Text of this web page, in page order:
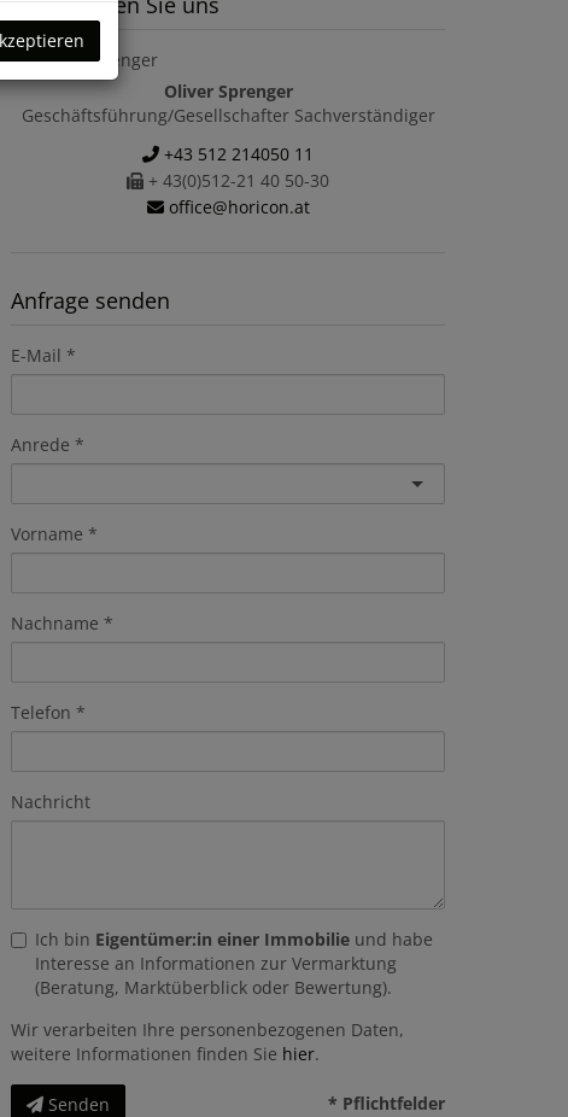
Oliver Sprenger
Geschäftsführung/Gesellschafter Sachverständiger
+43 512 214050 11
+ 43(0)512-21 40 50-30
office@horicon.at
Anfrage senden
E-Mail
Anrede
Vorname
Nachname
Telefon
Nachricht
Ich bin Eigentümer:in einer Immobilie und habe
Interesse an Informationen zur Vermarktung
(Beratung, Marktüberblick oder Bewertung).
Wir verarbeiten Ihre personenbezogenen Daten,
weitere Informationen finden Sie hier.
Senden * Pflichtfelder